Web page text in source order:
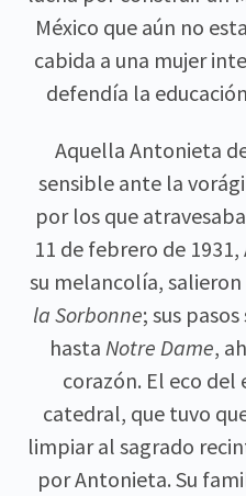
México que aún no
cabida a una mujer
defendía la
Aquella Antonieta
sensible ante la
por los que
11 de febrero de
su melancolía,
la Sorbonne; sus
hasta Notre Dame,
corazón. El eco
catedral, que tuvo
limpiar al sagrado
por Antonieta. Su